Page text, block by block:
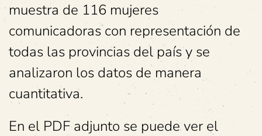
muestra de 116 mujeres
comunicadoras con representación de
todas las provincias del país y se
analizaron los datos de manera
cuantitativa.
En el PDF adjunto se puede ver el